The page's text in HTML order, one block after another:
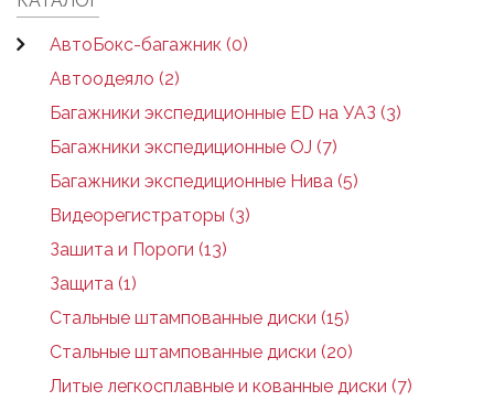
АвтоБокс-багажник (0)
Автоодеяло (2)
Багажники экспедиционные ED на УАЗ (3)
Багажники экспедиционные OJ (7)
Багажники экспедиционные Нива (5)
Видеорегистраторы (3)
Зашита и Пороги (13)
Защита (1)
Стальные штампованные диски (15)
Стальные штампованные диски (20)
Литые легкосплавные и кованные диски (7)